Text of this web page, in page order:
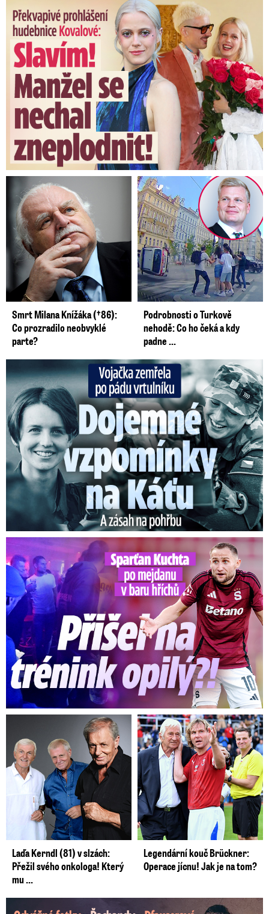
Překvapivé prohlášení hudebnice Kovalové: Slavím! Manžel se ...
Smrt Milana Knížáka (†86):
Co prozradilo neobvyklé
parte?
Podrobnosti o Turkově
nehodě: Co ho čeká a kdy
padne ...
Vojačka zemřela po pádu vrtulníku: Dojemné vzpomínky na ...
Kuchta po mejdanu v baru hříchů: Přišel na trénink opilý?!
Laďa Kerndl (81) v slzách:
Přežil svého onkologa! Který
mu ...
Legendární kouč Brückner:
Operace jícnu! Jak je na tom?
Odvážné fotky Denisy Pfauserové: Ještě, že to táta nevidí